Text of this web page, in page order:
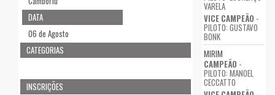
DATA
06 de Agosto
CATEGORIAS
INSCRIÇÕES
VARELA
VICE CAMPEÃO -
PILOTO: GUSTAVO
BONK
MIRIM
CAMPEÃO -
PILOTO: MANOEL
CECCATTO